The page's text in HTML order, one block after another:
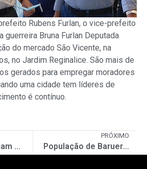
Rubens Furlan, o vice-prefeito
guerreira Bruna Furlan Deputada
do mercado São Vicente, na
no Jardim Reginalice. São mais de
gerados para empregar moradores
uma cidade tem líderes de
é contínuo.
CIT e ETEC ampliam cooperação técnica para ampliar cursos
PRÓXIMO
População de Barueri poderá opinar sobre orçamento 2022